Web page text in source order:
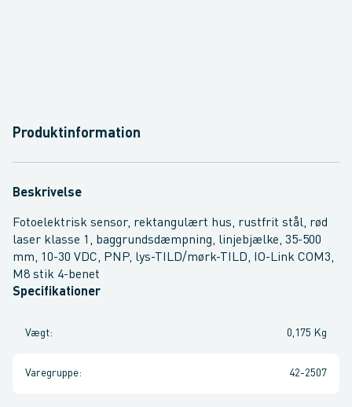
Produktinformation
Beskrivelse
Fotoelektrisk sensor, rektangulært hus, rustfrit stål, rød
laser klasse 1, baggrundsdæmpning, linjebjælke, 35-500
mm, 10-30 VDC, PNP, lys-TILD/mørk-TILD, IO-Link COM3,
M8 stik 4-benet
Specifikationer
Vægt: 0,175 Kg
Varegruppe: 42-2507